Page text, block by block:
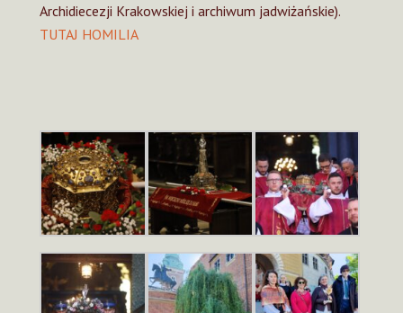
Archidiecezji Krakowskiej i archiwum jadwiżańskie).
TUTAJ HOMILIA